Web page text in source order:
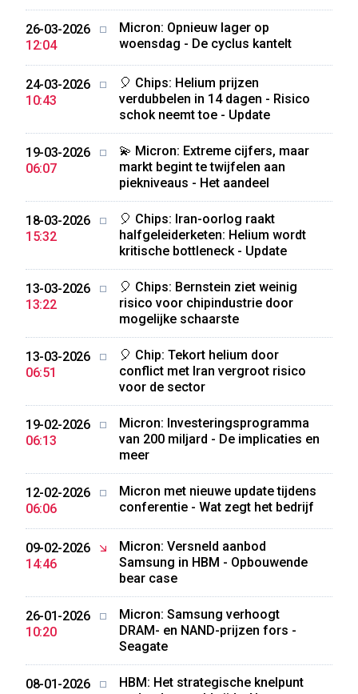
26-03-2026
12:04
Micron: Opnieuw lager op
woensdag - De cyclus kantelt
24-03-2026
10:43
🎈 Chips: Helium prijzen
verdubbelen in 14 dagen - Risico
schok neemt toe - Update
19-03-2026
06:07
💫 Micron: Extreme cijfers, maar
markt begint te twijfelen aan
piekniveaus - Het aandeel
18-03-2026
15:32
🎈 Chips: Iran-oorlog raakt
halfgeleiderketen: Helium wordt
kritische bottleneck - Update
13-03-2026
13:22
🎈 Chips: Bernstein ziet weinig
risico voor chipindustrie door
mogelijke schaarste
13-03-2026
06:51
🎈 Chip: Tekort helium door
conflict met Iran vergroot risico
voor de sector
19-02-2026
06:13
Micron: Investeringsprogramma
van 200 miljard - De implicaties en
meer
12-02-2026
06:06
Micron met nieuwe update tijdens
conferentie - Wat zegt het bedrijf
09-02-2026
14:46
Micron: Versneld aanbod
Samsung in HBM - Opbouwende
bear case
26-01-2026
10:20
Micron: Samsung verhoogt
DRAM- en NAND-prijzen fors -
Seagate
08-01-2026
HBM: Het strategische knelpunt